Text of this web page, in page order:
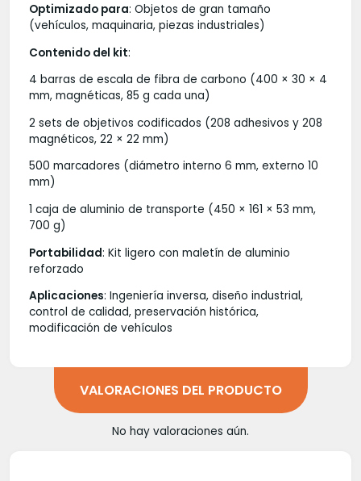
Optimizado para: Objetos de gran tamaño
(vehículos, maquinaria, piezas industriales)
Contenido del kit:
4 barras de escala de fibra de carbono (400 × 30 × 4
mm, magnéticas, 85 g cada una)
2 sets de objetivos codificados (208 adhesivos y 208
magnéticos, 22 × 22 mm)
500 marcadores (diámetro interno 6 mm, externo 10
mm)
1 caja de aluminio de transporte (450 × 161 × 53 mm,
700 g)
Portabilidad: Kit ligero con maletín de aluminio
reforzado
Aplicaciones: Ingeniería inversa, diseño industrial,
control de calidad, preservación histórica,
modificación de vehículos
VALORACIONES DEL PRODUCTO
No hay valoraciones aún.